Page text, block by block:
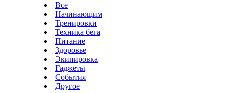
Все
Начинающим
Тренировки
Техника бега
Питание
Здоровье
Экипировка
Гаджеты
События
Другое